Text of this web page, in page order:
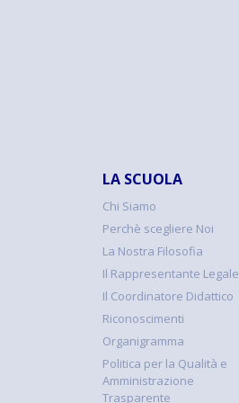
LA SCUOLA
Chi Siamo
Perchè scegliere Noi
La Nostra Filosofia
Il Rappresentante Legale
Il Coordinatore Didattico
Riconoscimenti
Organigramma
Politica per la Qualità e
Amministrazione
Trasparente